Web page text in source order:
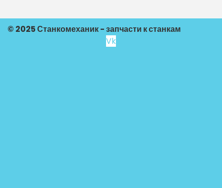
© 2025 Станкомеханик - запчасти к станкам
Vk